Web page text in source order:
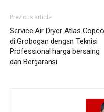
Previous article
Service Air Dryer Atlas Copco
di Grobogan dengan Teknisi
Professional harga bersaing
dan Bergaransi